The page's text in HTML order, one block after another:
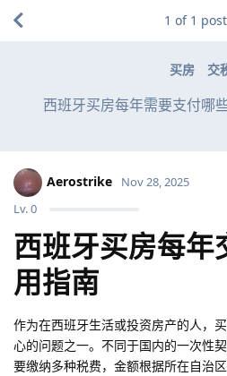
买房 交
西班牙买房每年需要支付哪
1 of 1 post
Aerostrike
Lv.0
Nov 28, 2025
西班牙买房每年
用指南
作为在西班牙生活或投资房产的人，
心的问题之一。不同于国内的一次性
要缴纳多种税费，金额根据所在自治